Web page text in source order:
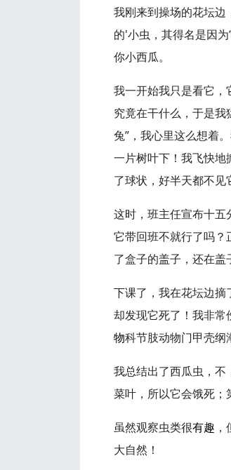
我刚来到操场的花坛边
的'小虫，其得名是因
你小西瓜。
我一开始我只是看它
究竟在干什么，于是
兔”，我心里这么想着
一片树叶下！我飞快
了球状，好半天都不见
这时，班主任宣布十
它带回班不就行了吗
了盒子的盖子，还在盖
下课了，我在花坛边摘
却发现它死了！我非常
物科节肢动物门甲壳纲
我总结出了西瓜虫，
菜叶，所以它会饿死；
虽然观察虫类很有趣
大自然！